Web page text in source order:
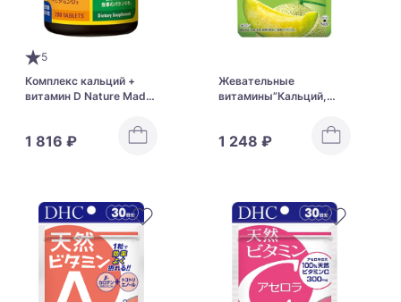
5
Комплекс кальций +
витамин D Nature Made
1 816 ₽
Жевательные
витамины”Кальций,
для крепких костей
UHA Gummy
1 248 ₽